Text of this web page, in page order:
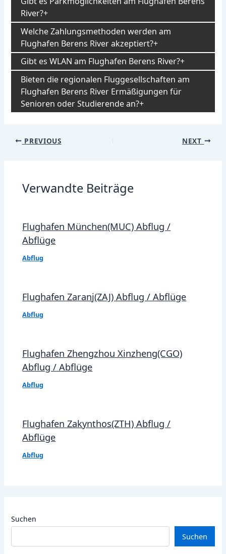
River?
Welche Zahlungsmethoden werden am
Flughafen Berens River akzeptiert?
Gibt es WLAN am Flughafen Berens River?
Bieten die regionalen Fluggesellschaften am
Flughafen Berens River Ermäßigungen für
Senioren oder Studierende an?
Post
PREVIOUS NEXT
Verwandte Beiträge
Flughafen München(MUC) Abflug /
Abflüge
Abflug
Flughafen Zaranj(ZAJ) Abflug / Abflüge
Abflug
Flughafen Zhengzhou Xinzheng(CGO)
Abflug / Abflüge
Abflug
Flughafen Zakynthos(ZTH) Abflug /
Abflüge
Abflug
Suchen
Suchen